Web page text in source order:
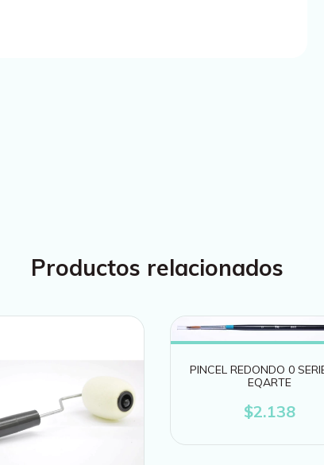
Productos relacionados
PINCEL REDONDO 0
EQARTE
$2.138